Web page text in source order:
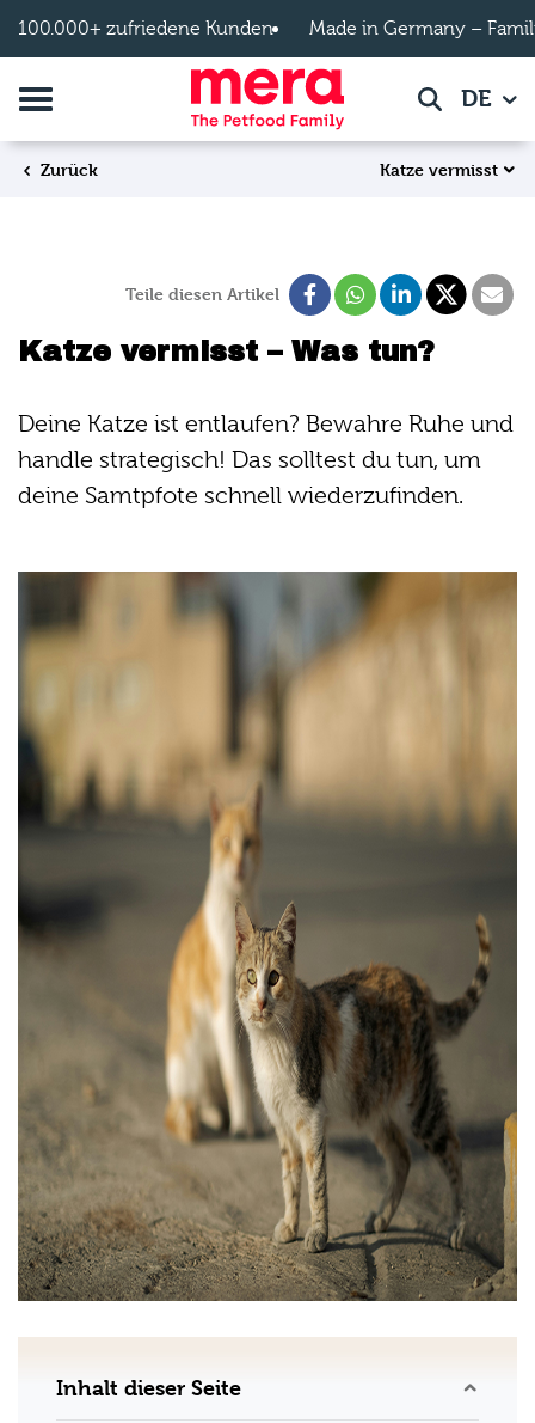
100.000+ zufriedene Kunden Made in Germany –
Navigation umschalten SucheDE
Zurück Katze vermisst
Teile diesen Artikel
Katze vermisst – Was tun?
Deine Katze ist entlaufen? Bewahre Ruhe und
handle strategisch! Das solltest du tun, um
deine Samtpfote schnell wiederzufinden.
Inhalt dieser Seite